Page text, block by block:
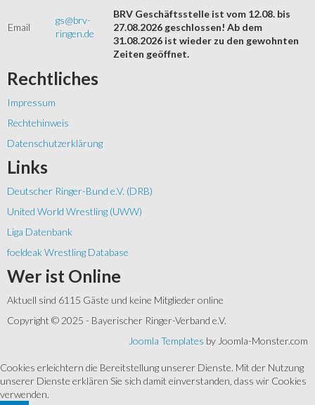
Email
gs@brv-
ringen.de
BRV Geschäftsstelle ist vom 12.08. bis
27.08.2026 geschlossen! Ab dem
31.08.2026 ist wieder zu den gewohnten
Zeiten geöffnet.
Rechtliches
Impressum
Rechtehinweis
Datenschutzerklärung
Links
Deutscher Ringer-Bund e.V. (DRB)
United World Wrestling (UWW)
Liga Datenbank
foeldeak Wrestling Database
Wer ist Online
Aktuell sind 6115 Gäste und keine Mitglieder online
Copyright © 2025 - Bayerischer Ringer-Verband e.V.
Joomla Templates by Joomla-Monster.com
Cookies erleichtern die Bereitstellung unserer Dienste. Mit der Nutzung
unserer Dienste erklären Sie sich damit einverstanden, dass wir Cookies
verwenden.